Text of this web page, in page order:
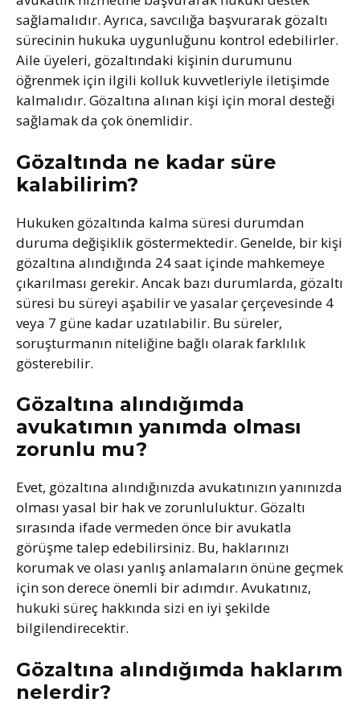
sağlamalıdır. Ayrıca, savcılığa başvurarak gözaltı
sürecinin hukuka uygunluğunu kontrol edebilirler.
Aile üyeleri, gözaltındaki kişinin durumunu
öğrenmek için ilgili kolluk kuvvetleriyle iletişimde
kalmalıdır. Gözaltına alınan kişi için moral desteği
sağlamak da çok önemlidir.
Gözaltında ne kadar süre
kalabilirim?
Hukuken gözaltında kalma süresi durumdan
duruma değişiklik göstermektedir. Genelde, bir kişi
gözaltına alındığında 24 saat içinde mahkemeye
çıkarılması gerekir. Ancak bazı durumlarda, gözaltı
süresi bu süreyi aşabilir ve yasalar çerçevesinde 4
veya 7 güne kadar uzatılabilir. Bu süreler,
soruşturmanın niteliğine bağlı olarak farklılık
gösterebilir.
Gözaltına alındığımda
avukatımın yanımda olması
zorunlu mu?
Evet, gözaltına alındığınızda avukatınızın yanınızda
olması yasal bir hak ve zorunluluktur. Gözaltı
sırasında ifade vermeden önce bir avukatla
görüşme talep edebilirsiniz. Bu, haklarınızı
korumak ve olası yanlış anlamaların önüne geçmek
için son derece önemli bir adımdır. Avukatınız,
hukuki süreç hakkında sizi en iyi şekilde
bilgilendirecektir.
Gözaltına alındığımda haklarım
nelerdir?